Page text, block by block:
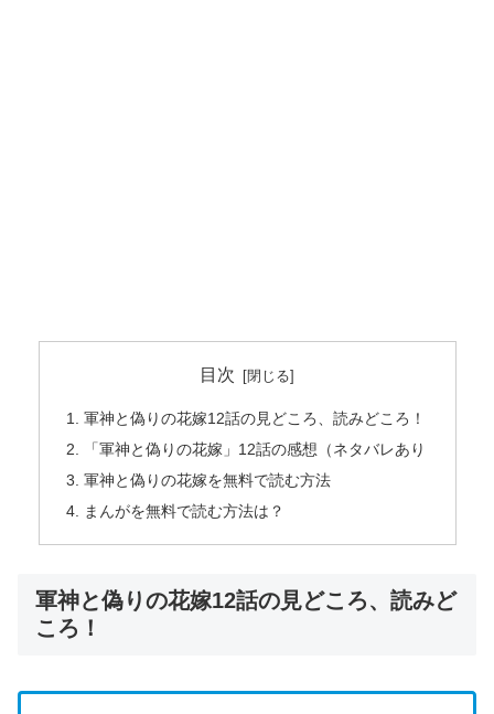
目次
軍神と偽りの花嫁12話の見どころ、読みどころ！
「軍神と偽りの花嫁」12話の感想（ネタバレあり
軍神と偽りの花嫁を無料で読む方法
まんがを無料で読む方法は？
軍神と偽りの花嫁12話の見どころ、読みど
ころ！